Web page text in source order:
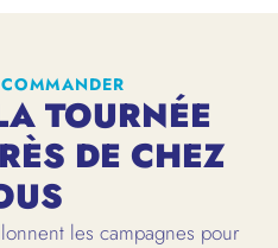
TOURNÉE
DE CHEZ
les campagnes pour